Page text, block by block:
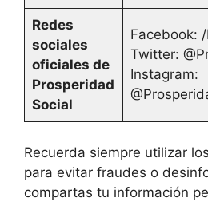
Redes
sociales
oficiales de
Prosperidad
Social
Facebook:
Twitter:
Instagram:
Recuerda siempre utilizar los
para evitar fraudes o
compartas tu información